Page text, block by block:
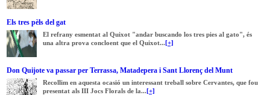
Els tres pèls del gat
El refrany esmentat al Quixot "andar buscando los tres pies al gato", és
una altra prova concloent que el Quixot...[+]
Don Quijote va passar per Terrassa, Matadepera i Sant Llorenç del Munt
Recollim en aquesta ocasió un interessant treball sobre Cervantes, que fou
presentat als III Jocs Florals de la...[+]